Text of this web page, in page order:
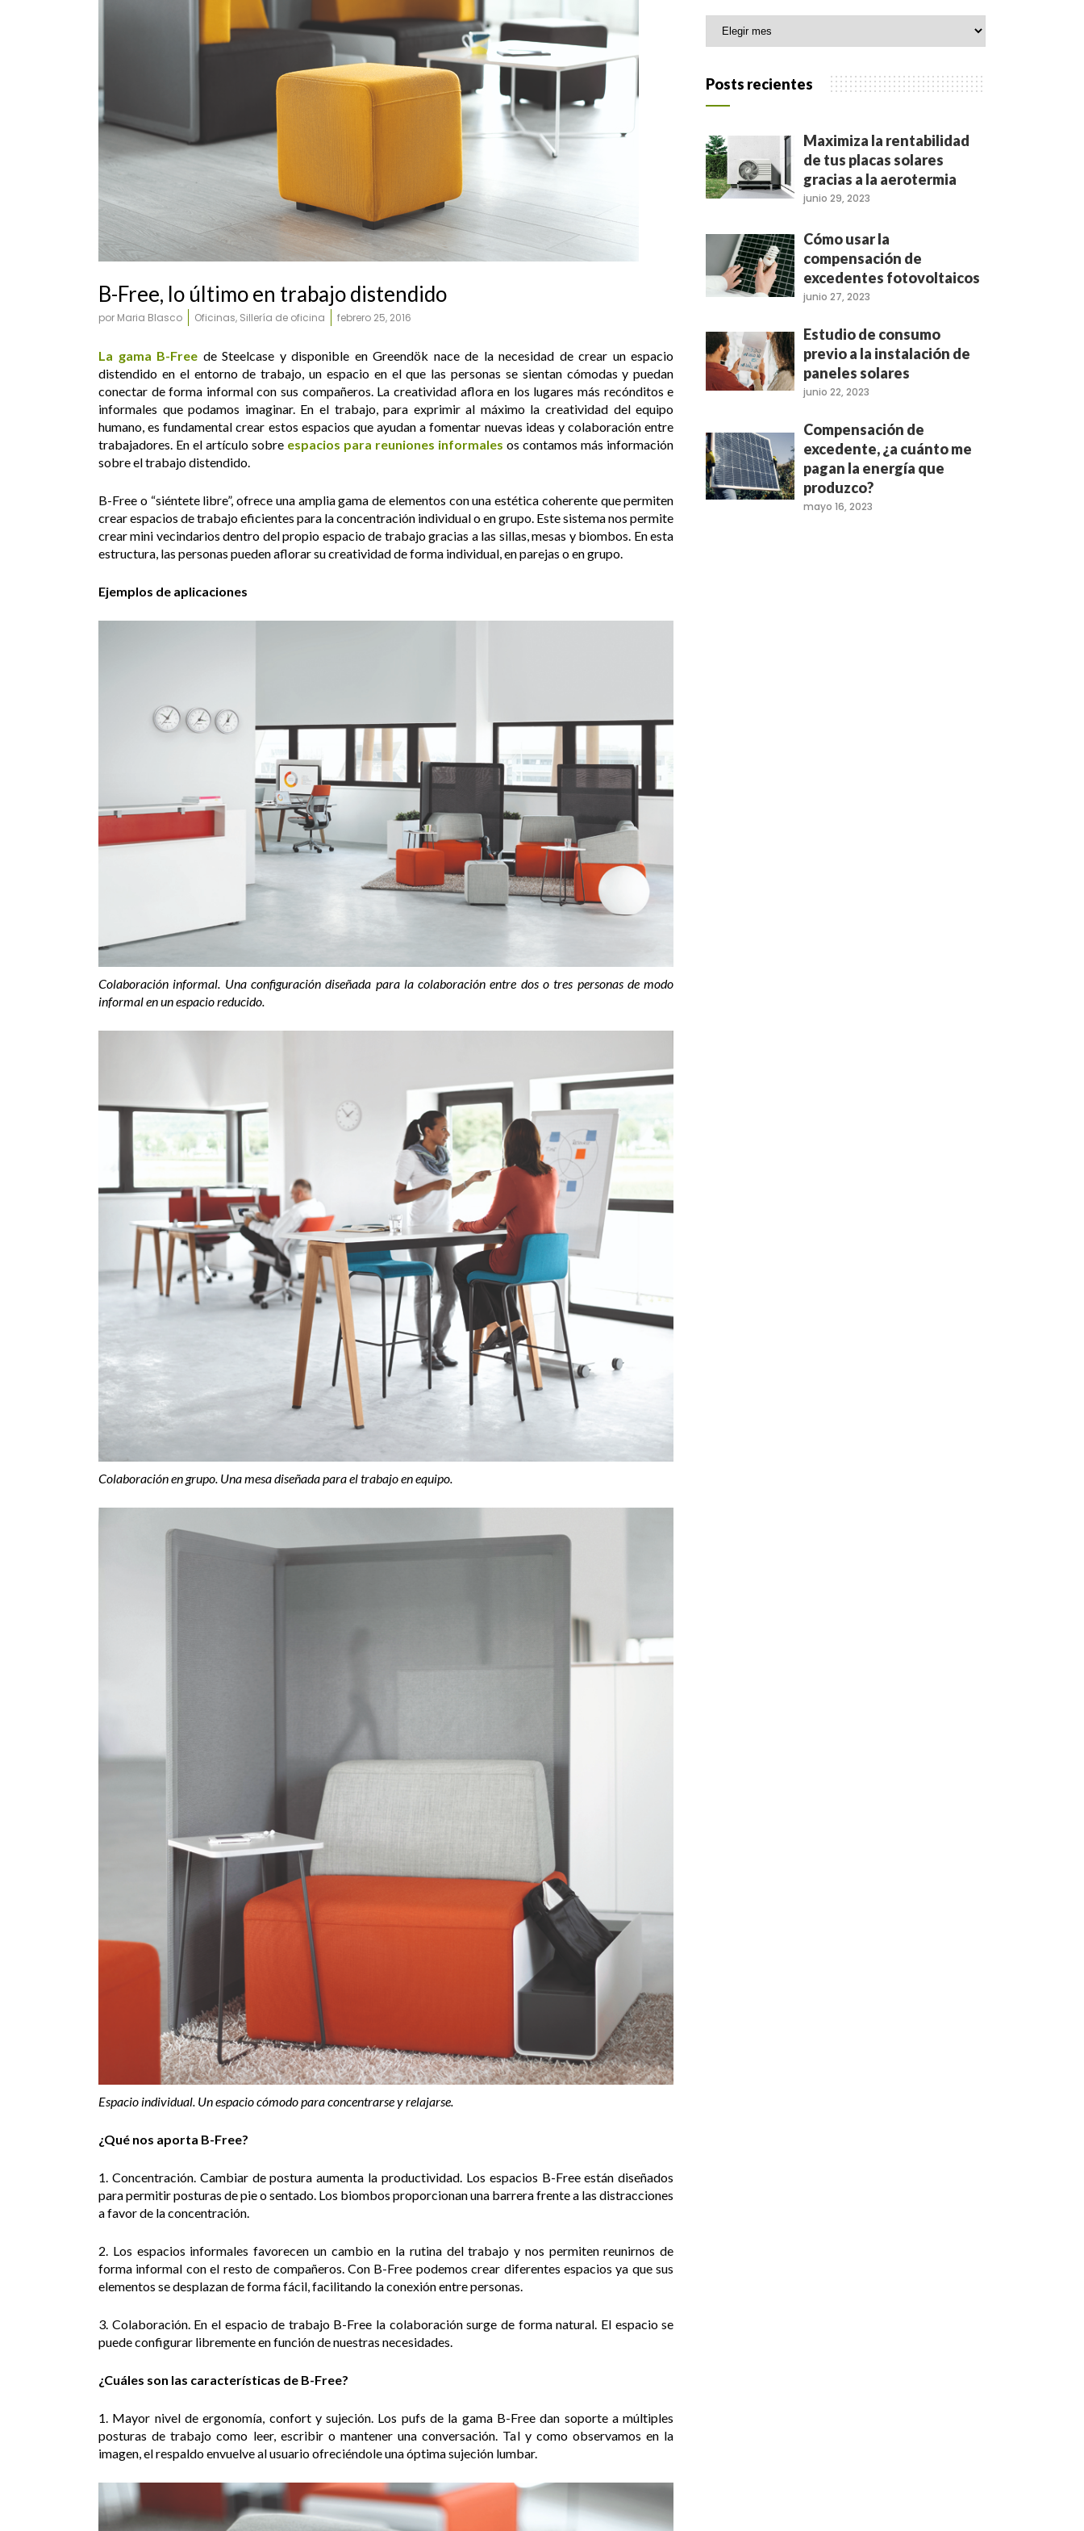
B-Free, lo último en trabajo distendido
por Maria Blasco Oficinas, Sillería de oficina febrero 25, 2016
La gama B-Free de Steelcase y disponible en Greendök nace de la necesidad de crear un espacio
distendido en el entorno de trabajo, un espacio en el que las personas se sientan cómodas y puedan
conectar de forma informal con sus compañeros. La creatividad aflora en los lugares más recónditos e
informales que podamos imaginar. En el trabajo, para exprimir al máximo la creatividad del equipo
humano, es fundamental crear estos espacios que ayudan a fomentar nuevas ideas y colaboración entre
trabajadores. En el artículo sobre espacios para reuniones informales os contamos más información
sobre el trabajo distendido.
B-Free o “siéntete libre”, ofrece una amplia gama de elementos con una estética coherente que permiten
crear espacios de trabajo eficientes para la concentración individual o en grupo. Este sistema nos permite
crear mini vecindarios dentro del propio espacio de trabajo gracias a las sillas, mesas y biombos. En esta
estructura, las personas pueden aflorar su creatividad de forma individual, en parejas o en grupo.
Ejemplos de aplicaciones
Colaboración informal. Una configuración diseñada para la colaboración entre dos o tres personas de modo
informal en un espacio reducido.
Colaboración en grupo. Una mesa diseñada para el trabajo en equipo.
Espacio individual. Un espacio cómodo para concentrarse y relajarse.
¿Qué nos aporta B-Free?
1. Concentración. Cambiar de postura aumenta la productividad. Los espacios B-Free están diseñados
para permitir posturas de pie o sentado. Los biombos proporcionan una barrera frente a las distracciones
a favor de la concentración.
2. Los espacios informales favorecen un cambio en la rutina del trabajo y nos permiten reunirnos de
forma informal con el resto de compañeros. Con B-Free podemos crear diferentes espacios ya que sus
elementos se desplazan de forma fácil, facilitando la conexión entre personas.
3. Colaboración. En el espacio de trabajo B-Free la colaboración surge de forma natural. El espacio se
puede configurar libremente en función de nuestras necesidades.
¿Cuáles son las características de B-Free?
1. Mayor nivel de ergonomía, confort y sujeción. Los pufs de la gama B-Free dan soporte a múltiples
posturas de trabajo como leer, escribir o mantener una conversación. Tal y como observamos en la
imagen, el respaldo envuelve al usuario ofreciéndole una óptima sujeción lumbar.
Archivo
Posts recientes
Maximiza la rentabilidad
de tus placas solares
gracias a la aerotermia
junio 29, 2023
Cómo usar la
compensación de
excedentes fotovoltaicos
junio 27, 2023
Estudio de consumo
previo a la instalación de
paneles solares
junio 22, 2023
Compensación de
excedente, ¿a cuánto me
pagan la energía que
produzco?
mayo 16, 2023